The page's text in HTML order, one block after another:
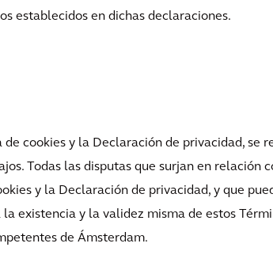
establecidos en dichas declaraciones.
cookies y la Declaración de privacidad, se
Todas las disputas que surjan en relación
y la Declaración de privacidad, y que
existencia y la validez misma de estos
de Ámsterdam.